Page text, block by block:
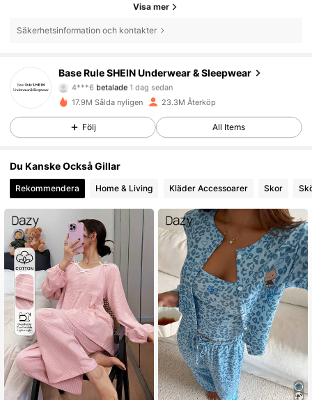
Visa mer
Säkerhetsinformation och kontakter
Base Rule SHEIN Underwear & Sleepwear
4.87
1.1M Följare
4***6 betalade 1 dag sedan
4.87 1.1M Följare
4.87 1.1M Följare
4.87 1.1M Följare
4.87 1.1M Följare
4.87 1.1M Följare
17.9M Sålda nyligen 23.3M Återköp
Följ All Items
Du Kanske Också Gillar
Rekommendera Home & Living Kläder Accessoarer Skor